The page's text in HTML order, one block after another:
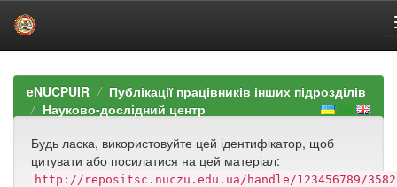
navigationeNUCPUIR
Публікації працівників інших підрозділів
Науково-дослідний центр
Будь ласка, використовуйте цей ідентифікатор, щоб
цитувати або посилатися на цей матеріал:
http://repositsc.nuczu.edu.ua/handle/123456789/3582